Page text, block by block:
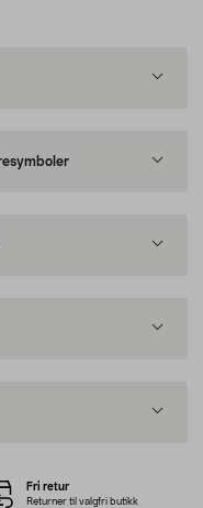
Fri retur
Returner til valgfri butikk